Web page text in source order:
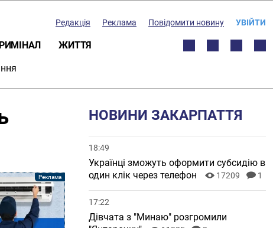
Редакція Реклама Повідомити новину УВІЙТИ
ЖИТТЯ
НОВИНИ ЗАКАРПАТТЯ
18:49
Українці зможуть оформити субсидію в
один клік через телефон
17209 1
17:22
Дівчата з "Минаю" розгромили